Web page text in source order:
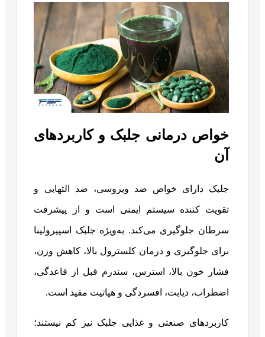
خواص درمانی جلبک و کاربردهای
آن
جلبک دارای خواص ضد ویروسی، ضد التهابی و
تقویت کننده سیستم ایمنی است و از پیشرفت
سرطان جلوگیری می‌کند. به‌ویژه جلبک اسپیرولینا
برای جلوگیری و درمان کلسترول بالا، کاهش وزن،
فشار خون بالا، استرس، سندرم قبل از قاعدگی،
اضطراب، دیابت، افسردگی و هپاتیت مفید است.
کاربردهای صنعتی و غذایی جلبک نیز کم نیستند؛